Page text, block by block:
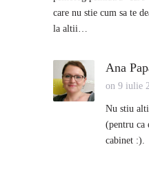
care nu stie cum sa te
la altii…
Ana
on 9 iulie
Nu stiu
(pentru ca
cabinet :).